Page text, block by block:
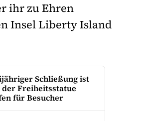
ihr zu Ehren
Insel Liberty Island
Schließung ist
Freiheitsstatue
für Besucher